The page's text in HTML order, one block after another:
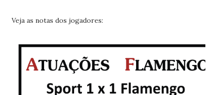
Veja as notas dos jogadores: